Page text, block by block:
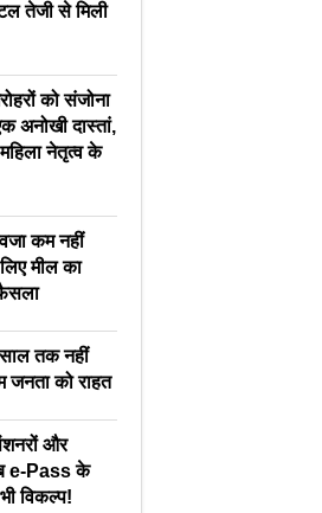
तेजी से मिली
को संजोना
अनोखी दास्तां,
नेतृत्व के
कम नहीं
मील का
तक नहीं
जनता को राहत
और
e-Pass के
विकल्प!